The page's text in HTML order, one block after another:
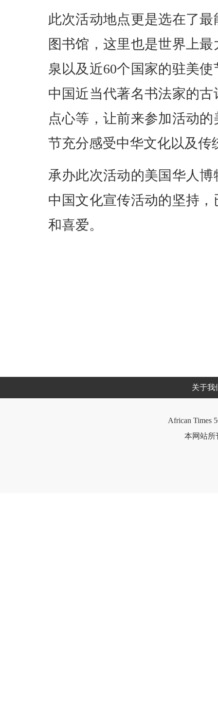
此次活动地点更是选在了
图书馆，这里也是世界上
泉以及近60个国家的驻美
中国近当代著名书法家的
点心等，让前来参加活动
节充分感受中华文化以及传
承办此次活动的美国华人
中国文化宣传活动的坚持
和喜爱。
关于我
African Times
本网站所